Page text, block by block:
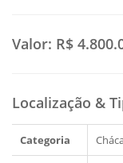
Valor: R$
Localização &
Categoria